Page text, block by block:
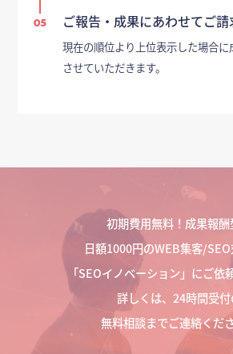
05 ご報告・成果にあわせてご請
現在の順位より上位表示した場合
させていただきます。
初期費用無料！成果報酬
日額1000円のWEB集客/
「SEOイノベーション」にご依
詳しくは、24時間受付
無料相談までご連絡くださ